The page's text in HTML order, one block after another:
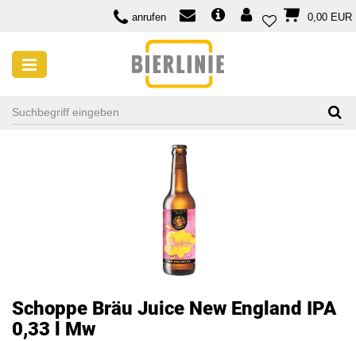
anrufen 0,00 EUR
Schoppe Bräu Juice New England IPA
0,33 l Mw